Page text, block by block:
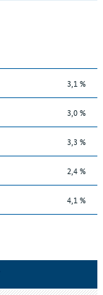
3,1 %
3,0 %
3,3 %
2,4 %
4,1 %